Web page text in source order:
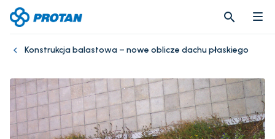
search
search
Konstrukcja balastowa – nowe oblicze dachu płaskiego